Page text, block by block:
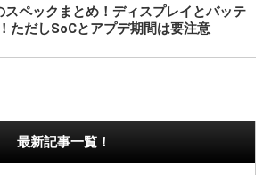
ペックまとめ！ディスプレイとバッテ
ただしSoCとアプデ期間は要注意
最新記事一覧！